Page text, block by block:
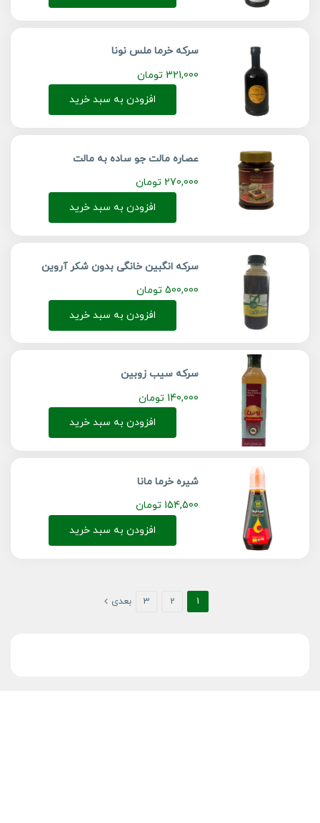
سرکه خرما ملس نونا
321,000 تومان
افزودن به سبد خرید
عصاره مالت جو ساده به مالت
270,000 تومان
افزودن به سبد خرید
سرکه انگبین خانگی بدون شکر آروین
500,000 تومان
افزودن به سبد خرید
سرکه سیب زوبین
140,000 تومان
افزودن به سبد خرید
شیره خرما مانا
154,500 تومان
افزودن به سبد خرید
1
2
3 بعدی